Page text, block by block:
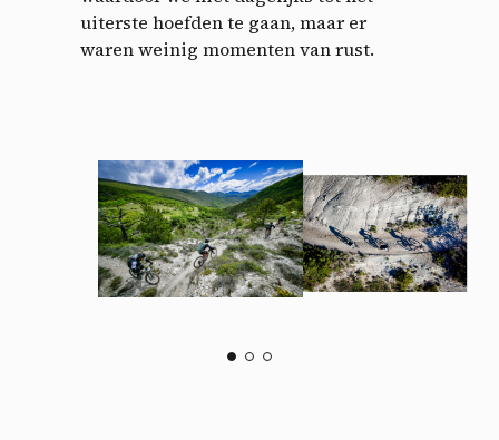
uiterste hoefden te gaan, maar er
waren weinig momenten van rust.